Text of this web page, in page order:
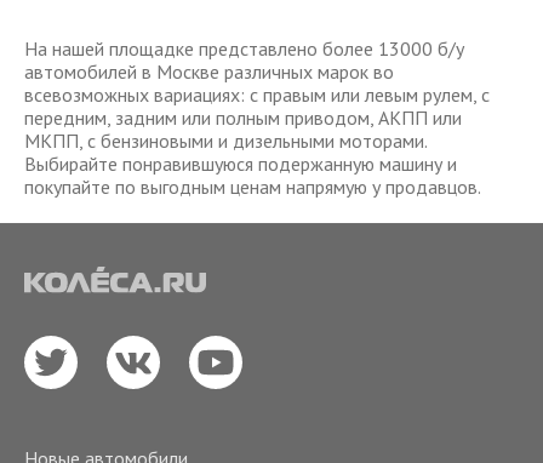
На нашей площадке представлено более 13000 б/у
автомобилей в Москве различных марок во
всевозможных вариациях: с правым или левым рулем, с
передним, задним или полным приводом, АКПП или
МКПП, с бензиновыми и дизельными моторами.
Выбирайте понравившуюся подержанную машину и
покупайте по выгодным ценам напрямую у продавцов.